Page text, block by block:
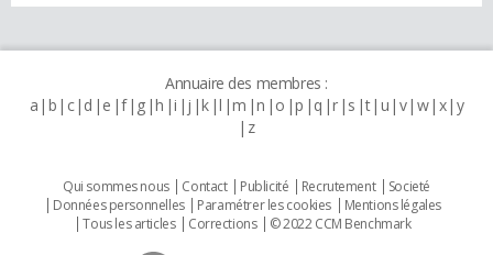
Annuaire des membres :
a b c d e f g h i j k l m n o p q r s t u v w x y
z
Qui sommes nous Contact Publicité Recrutement
Societé
Données personnelles
Paramétrer les cookies
Mentions légales
Tous les articles
Corrections © 2022 CCM Benchmark